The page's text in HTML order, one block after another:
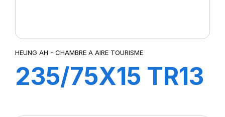
HEUNG AH - CHAMBRE A AIRE TOURISME
235/75X15 TR13